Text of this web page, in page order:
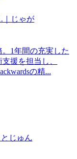
｜じゃが
1年間の充実した
援を担当し、
の精...
じゅん